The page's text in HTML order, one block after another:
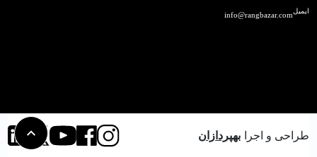
ایمیلinfo@rangbazar.com
طراحی و اجرا بهپردازان